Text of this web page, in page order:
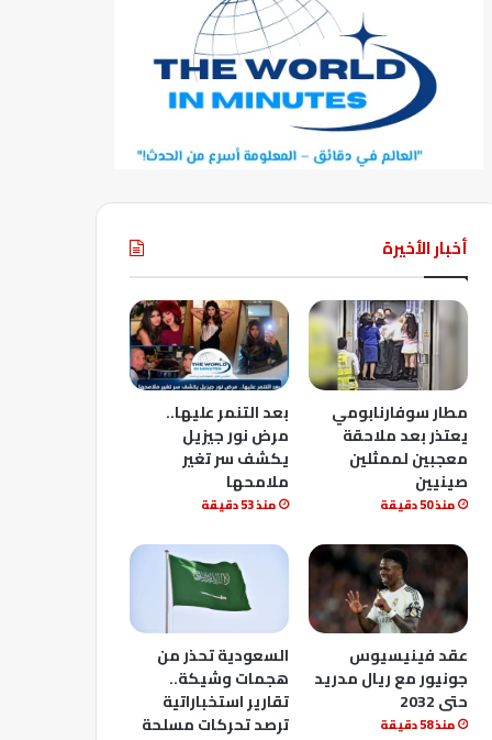
أخبار الأخيرة
مطار سوفارنابومي
يعتذر بعد ملاحقة
معجبين لممثلين
صينيين
منذ 50 دقيقة
بعد التنمر عليها..
مرض نور جيزيل
يكشف سر تغير
ملامحها
منذ 53 دقيقة
عقد فينيسيوس
جونيور مع ريال مدريد
حتى 2032
منذ 58 دقيقة
السعودية تحذر من
هجمات وشيكة..
تقارير استخباراتية
ترصد تحركات مسلحة